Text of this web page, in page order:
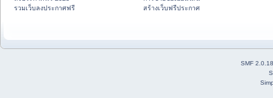
รวมเว็บลงประกาศฟรี
สร้างเว็บฟรีประกาศ
SMF 2.0.18